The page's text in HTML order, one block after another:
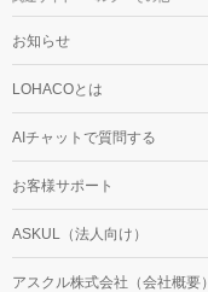
お知らせ
LOHACOとは
AIチャットで質問する
お客様サポート
ASKUL（法人向け）
アスクル株式会社（会社概要）